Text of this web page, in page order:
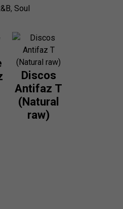
, Soul
Discos
Antifaz T
(Natural
raw)